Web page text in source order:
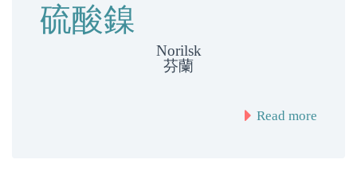
硫酸鎳
Norilsk
芬蘭
Read more